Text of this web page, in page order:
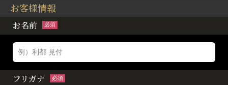
お客様情報
お名前 必須
フリガナ 必須